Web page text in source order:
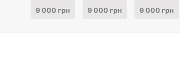
9 000 грн 9 000 грн 9 000 грн